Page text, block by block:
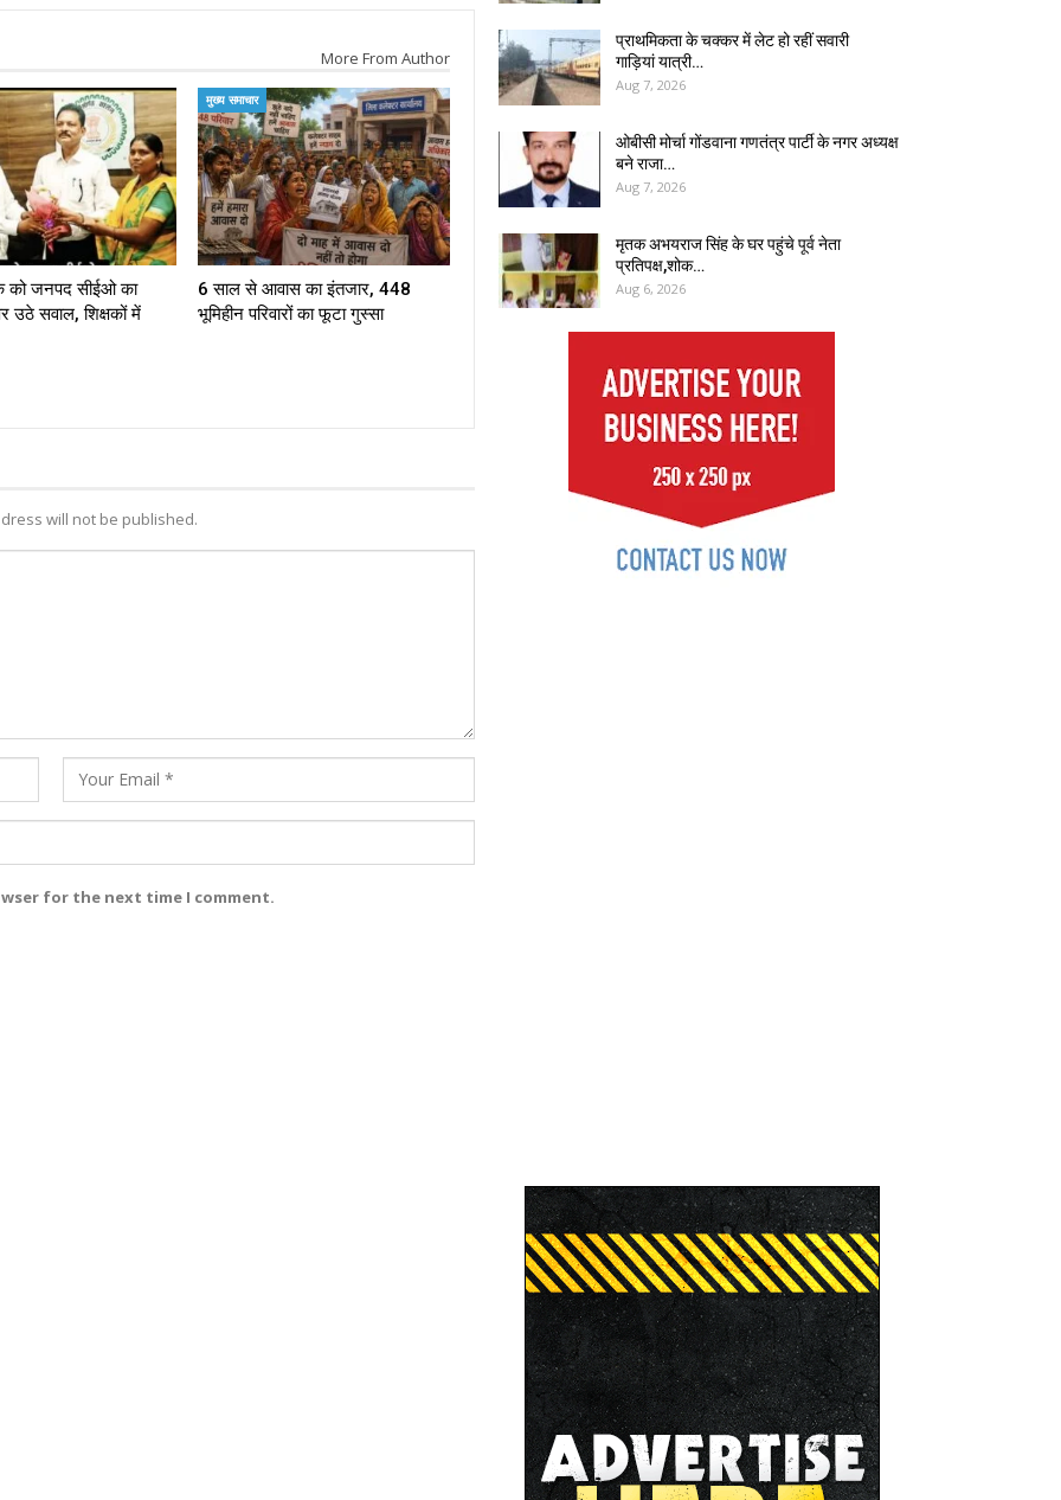
More From Author
को जनपद सीईओ का
उठे सवाल, शिक्षकों में
मुख्य समाचार
6 साल से आवास का इंतजार, 448
भूमिहीन परिवारों का फूटा गुस्सा
will not be published.
for the next time I comment.
प्राथमिकता के चक्कर में लेट हो रहीं सवारी
गाड़ियां यात्री…
Aug 7, 2026
ओबीसी मोर्चा गोंडवाना गणतंत्र पार्टी के नगर अध्यक्ष
बने राजा…
Aug 7, 2026
मृतक अभयराज सिंह के घर पहुंचे पूर्व नेता
प्रतिपक्ष,शोक…
Aug 6, 2026